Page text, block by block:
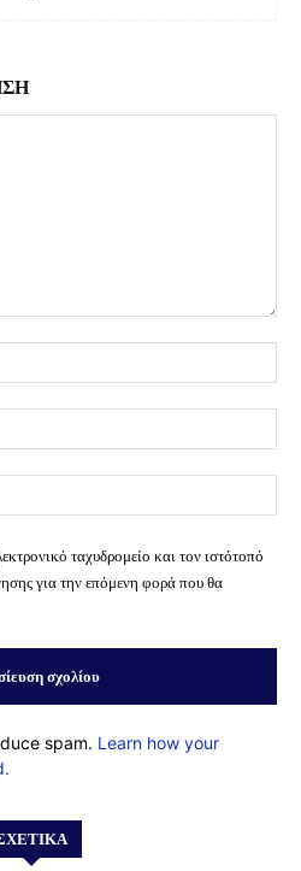
ταχυδρομείο και τον ιστότοπό
για την επόμενη φορά που θα
spam. Learn how your